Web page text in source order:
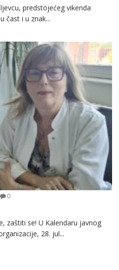
predstojećeg vikenda
čast i u znak...
0
zaštiti se! U Kalendaru javnog
28. jul...